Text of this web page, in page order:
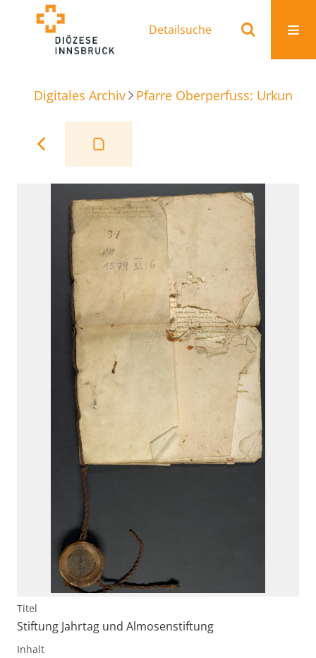
Detailsuche
Digitales Archiv Pfarre Oberperfuss: Urkunden
Titel
Stiftung Jahrtag und Almosenstiftung
Inhalt